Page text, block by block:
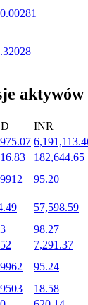
zakładów,
0.00281
INR
182,644.65
95.20
57,598.59
98.27
7,291.37
95.24
18.58